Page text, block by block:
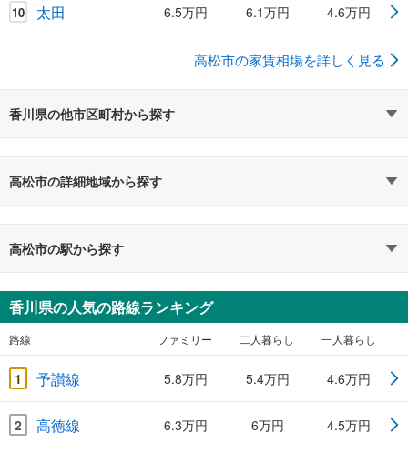
10 太田 6.5万円 6.1万円 4.6万円
高松市の家賃相場を詳しく見る
香川県の他市区町村から探す
高松市の詳細地域から探す
高松市の駅から探す
香川県の人気の路線ランキング
路線 ファミリー 二人暮らし 一人暮らし
1 予讃線 5.8万円 5.4万円 4.6万円
2 高徳線 6.3万円 6万円 4.5万円